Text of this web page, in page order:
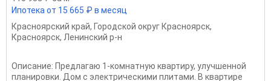
Ипотека от 15 665 ₽ в месяц
Красноярский край, Городской округ Красноярск,
Красноярск, Ленинский р-н
Описание: Предлагаю 1-комнатную квартиру, улучшенной
планировки. Дом с электрическими плитами. В квартире